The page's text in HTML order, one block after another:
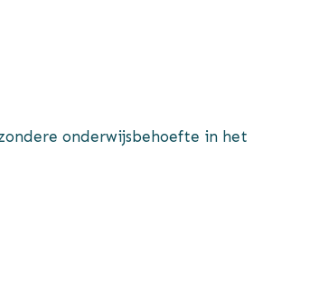
onderwijsbehoefte in het